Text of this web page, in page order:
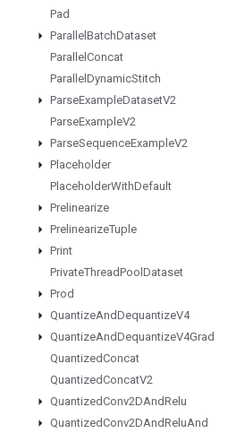
Pad
Parallel BatchDataset
Parallel Concat
Parallel DynamicStitch
ParseExampleDatasetV2
ParseExampleV2
ParseSequenceExampleV2
Placeholder
PlaceholderWithDefault
Prelinearize
PrelinearizeTuple
Print
PrivateThreadPool Dataset
Prod
QuantizeAndDequantizeV4
QuantizeAndDequantizeV4Grad
QuantizedConcat
QuantizedConcatV2
QuantizedConv2DAndRelu
QuantizedConv2DAndReluAnd